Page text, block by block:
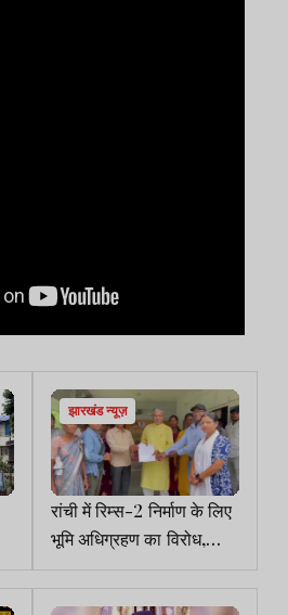
झारखंड न्यूज़
रांची में रिम्स-2 निर्माण के लिए
भूमि अधिग्रहण का विरोध,
बाबूलाल को ग्रामीणों ने सौंपा
ज्ञापन